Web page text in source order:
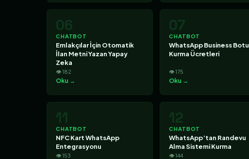
06
CHATBOT
Emlakçılar İçin Otomatik
İlan Metni Yazan Yapay
Zeka
👁 182
Oku →
07
CHATBOT
WhatsApp Business Botu
Kurma Ücretleri
👁 175
Oku →
11
CHATBOT
NFC Kart WhatsApp
Entegrasyonu
👁 153
12
CHATBOT
WhatsApp’tan Randevu
Alma Sistemi Kurma
👁 144